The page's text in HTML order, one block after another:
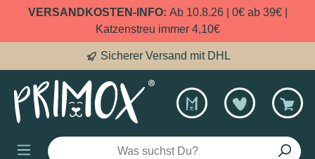
springen
VERSANDKOSTEN-INFO: Ab 10.8.26 | 0€ ab 39€ |
Katzenstreu immer 4,10€